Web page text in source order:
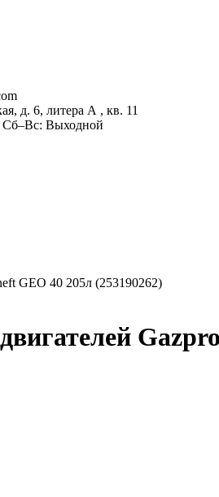
д. 6, литера А , кв. 11
Сб–Вс: Выходной
GEO 40 205л (253190262)